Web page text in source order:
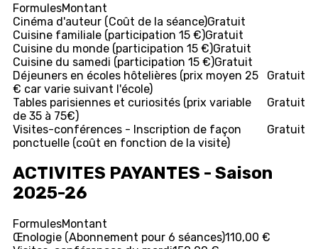
FormulesMontant
Cinéma d'auteur (Coût de la séance)Gratuit
Cuisine familiale (participation 15 €)Gratuit
Cuisine du monde (participation 15 €)Gratuit
Cuisine du samedi (participation 15 €)Gratuit
Déjeuners en écoles hôtelières (prix moyen 25
€ car varie suivant l'école)
Gratuit
Tables parisiennes et curiosités (prix variable
de 35 à 75€)
Gratuit
Visites-conférences - Inscription de façon
ponctuelle (coût en fonction de la visite)
Gratuit
ACTIVITES PAYANTES - Saison
2025-26
FormulesMontant
Œnologie (Abonnement pour 6 séances)110,00 €